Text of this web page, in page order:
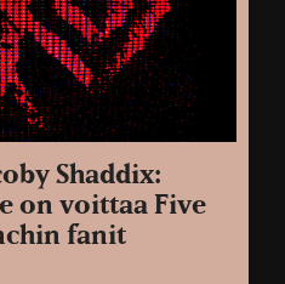
Shaddix:
on voittaa Five
fanit